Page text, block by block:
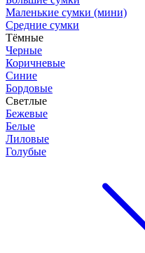
Маленькие сумки (мини)
Средние сумки
Тёмные
Черные
Коричневые
Синие
Бордовые
Светлые
Бежевые
Белые
Лиловые
Голубые